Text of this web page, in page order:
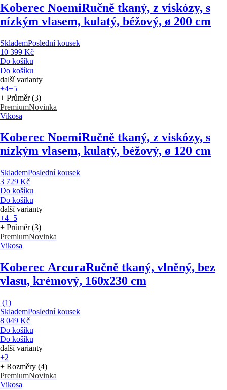
Koberec NoemiRučně tkaný, z viskózy, s
nízkým vlasem, kulatý, béžový, ø 200 cm
SklademPoslední kousek
10 399 Kč
Do košíku
Do košíku
další varianty
+4+5
+ Průměr (3)
PremiumNovinka
Vikosa
Koberec NoemiRučně tkaný, z viskózy, s
nízkým vlasem, kulatý, béžový, ø 120 cm
SklademPoslední kousek
3 729 Kč
Do košíku
Do košíku
další varianty
+4+5
+ Průměr (3)
PremiumNovinka
Vikosa
Koberec ArcuraRučně tkaný, vlněný, bez
vlasu, krémový, 160x230 cm
(1)
SklademPoslední kousek
8 049 Kč
Do košíku
Do košíku
další varianty
+2
+ Rozměry (4)
PremiumNovinka
Vikosa